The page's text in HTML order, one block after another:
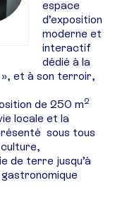
espace
d’exposition
moderne et
interactif
dédié à la
», et à son terroir,
de 250 m2
locale et la
sous tous
de terre jusqu’à